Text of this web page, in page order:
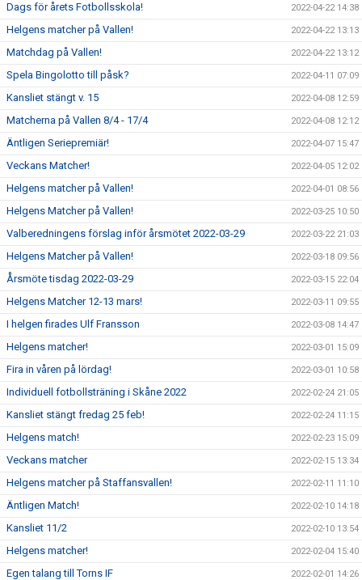
Dags för årets Fotbollsskola! 2022-04-22 14:38
Helgens matcher på Vallen! 2022-04-22 13:13
Matchdag på Vallen! 2022-04-22 13:12
Spela Bingolotto till påsk? 2022-04-11 07:09
Kansliet stängt v. 15 2022-04-08 12:59
Matcherna på Vallen 8/4 - 17/4 2022-04-08 12:12
Äntligen Seriepremiär! 2022-04-07 15:47
Veckans Matcher! 2022-04-05 12:02
Helgens matcher på Vallen! 2022-04-01 08:56
Helgens Matcher på Vallen! 2022-03-25 10:50
Valberedningens förslag inför årsmötet 2022-03-29 2022-03-22 21:03
Helgens Matcher på Vallen! 2022-03-18 09:56
Årsmöte tisdag 2022-03-29 2022-03-15 22:04
Helgens Matcher 12-13 mars! 2022-03-11 09:55
I helgen firades Ulf Fransson 2022-03-08 14:47
Helgens matcher! 2022-03-01 15:09
Fira in våren på lördag! 2022-03-01 10:58
Individuell fotbollsträning i Skåne 2022 2022-02-24 21:05
Kansliet stängt fredag 25 feb! 2022-02-24 11:15
Helgens match! 2022-02-23 15:09
Veckans matcher 2022-02-15 13:34
Helgens matcher på Staffansvallen! 2022-02-11 11:10
Äntligen Match! 2022-02-10 14:18
Kansliet 11/2 2022-02-10 13:54
Helgens matcher! 2022-02-04 15:40
Egen talang till Torns IF 2022-02-01 14:26